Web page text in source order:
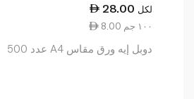
28.00 لكل
8.00 ١٠٠ جم
دوبل إيه ورق مقاس A4 عدد 500